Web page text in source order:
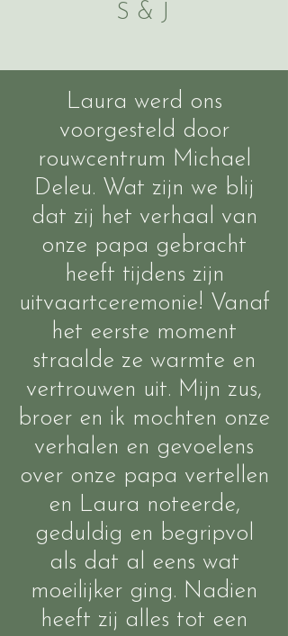
S & J
Laura werd ons
voorgesteld door
rouwcentrum Michael
Deleu. Wat zijn we blij
dat zij het verhaal van
onze papa gebracht
heeft tijdens zijn
uitvaartceremonie! Vanaf
het eerste moment
straalde ze warmte en
vertrouwen uit. Mijn zus,
broer en ik mochten onze
verhalen en gevoelens
over onze papa vertellen
en Laura noteerde,
geduldig en begripvol
als dat al eens wat
moeilijker ging. Nadien
heeft zij alles tot een